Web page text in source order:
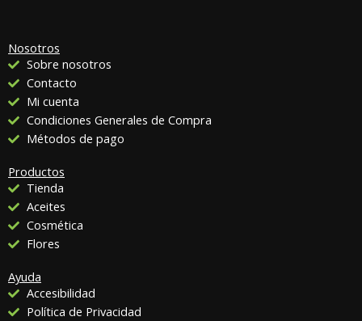
Nosotros
Sobre nosotros
Contacto
Mi cuenta
Condiciones Generales de Compra
Métodos de pago
Productos
Tienda
Aceites
Cosmética
Flores
Ayuda
Accesibilidad
Política de Privacidad